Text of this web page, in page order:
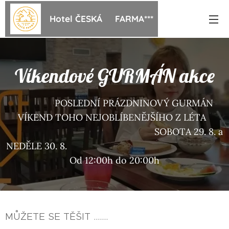
Hotel ČESKÁ FARMA***
Víkendové GURMÁN akce
POSLEDNÍ PRÁZDNINOVÝ GURMÁN
VÍKEND TOHO NEJOBLÍBENĚJŠÍHO Z LÉTA
SOBOTA 29. 8. a
NEDĚLE 30. 8.
Od 12:00h do 20:00h
MŮŽETE SE TĚŠIT .......